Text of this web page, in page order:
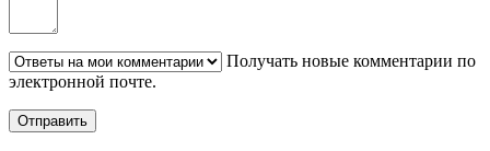
Получать новые комментарии по
электронной почте.